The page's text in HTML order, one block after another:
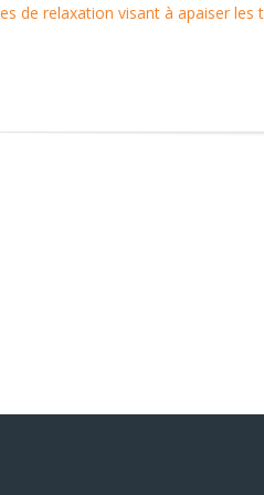
de relaxation visant à apaiser les